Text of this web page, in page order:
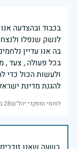
בכבוד ובהצדעה אנו
לנשק שנפלו
בה אנו עדיין
בכל פעולה , צעד ,
ולעשות הכול כדי
להגנת מדינת
לוחמי ומפקדי יהל"ם|28 באפריל 2025